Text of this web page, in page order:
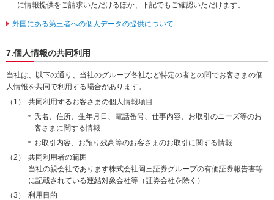
に情報提供をご請求いただけるほか、下記でもご確認いただけます。
外国にある第三者への個人データの提供について
7.個人情報の共同利用
当社は、以下の通り、当社のグループ各社など特定の者との間でお客さまの個
人情報を共同で利用する場合があります。
共同利用するお客さまの個人情報項目
氏名、住所、生年月日、電話番号、仕事内容、お取引のニーズ等のお
客さまに関する情報
お取引内容、お預り残高等のお客さまのお取引に関する情報
共同利用者の範囲
当社の親会社であります株式会社岡三証券グループの有価証券報告書等
に記載されている連結対象会社等（証券会社を除く）
利用目的